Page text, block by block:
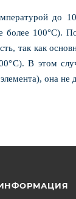
до
более 100°С).
так как
В этом
она